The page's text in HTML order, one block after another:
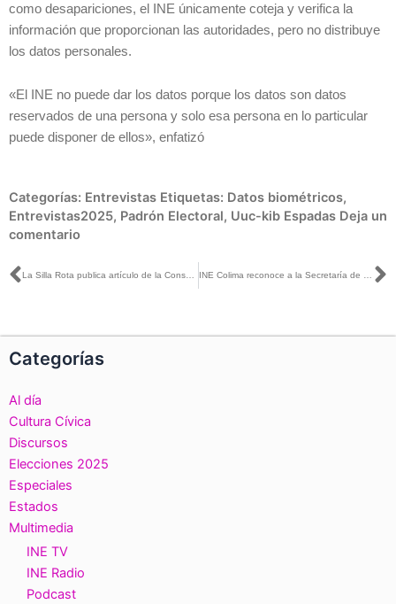
como desapariciones, el INE únicamente coteja y verifica la
información que proporcionan las autoridades, pero no distribuye
los datos personales.
«El INE no puede dar los datos porque los datos son datos
reservados de una persona y solo esa persona en lo particular
puede disponer de ellos», enfatizó
Categorías: Entrevistas Etiquetas: Datos biométricos,
Entrevistas2025, Padrón Electoral, Uuc-kib Espadas Deja un
comentario
Ant
Categorías
Al día
Cultura Cívica
Discursos
Elecciones 2025
Especiales
Estados
Multimedia
INE TV
INE Radio
Podcast